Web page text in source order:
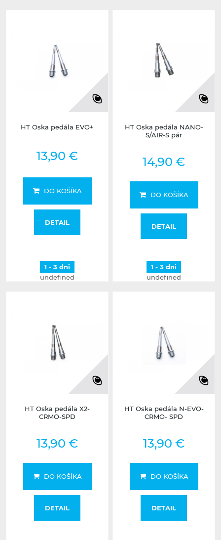
HT Oska pedála EVO+
13,90 €
DO KOŠÍKA
DETAIL
1 - 3 dni
undefined
HT Oska pedála NANO-
S/AIR-S pár
14,90 €
DO KOŠÍKA
DETAIL
1 - 3 dni
undefined
HT Oska pedála X2-
CRMO-SPD
13,90 €
DO KOŠÍKA
DETAIL
HT Oska pedála N-EVO-
CRMO- SPD
13,90 €
DO KOŠÍKA
DETAIL